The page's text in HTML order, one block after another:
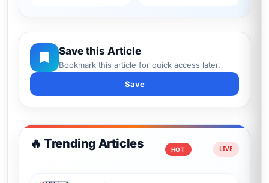
Save this Article
Bookmark this article for quick access later.
Save
🔥 Trending Articles HOT